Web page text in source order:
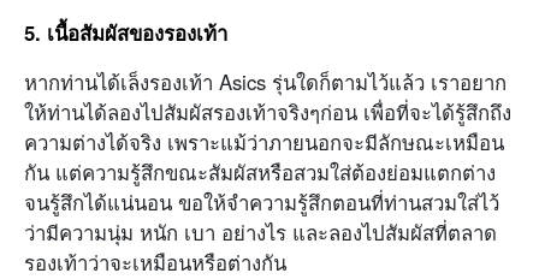
5. เนื้อสัมผัสของรองเท้า
หากท่านได้เล็งรองเท้า Asics รุ่นใดก็ตามไว้แล้ว เราอยาก
ให้ท่านได้ลองไปสัมผัสรองเท้าจริงๆก่อน เพื่อที่จะได้รู้สึกถึง
ความต่างได้จริง เพราะแม้ว่าภายนอกจะมีลักษณะเหมือน
กัน แต่ความรู้สึกขณะสัมผัสหรือสวมใส่ต้องย่อมแตกต่าง
จนรู้สึกได้แน่นอน ขอให้จำความรู้สึกตอนที่ท่านสวมใส่ไว้
ว่ามีความนุ่ม หนัก เบา อย่างไร และลองไปสัมผัสที่ตลาด
รองเท้าว่าจะเหมือนหรือต่างกัน